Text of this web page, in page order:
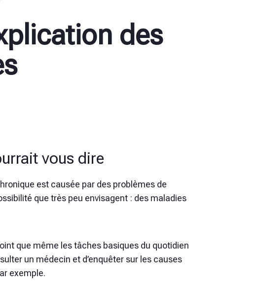
des
vous dire
est causée par des problèmes de
que très peu envisagent : des maladies
que même les tâches basiques du quotidien
un médecin et d’enquêter sur les causes
exemple.